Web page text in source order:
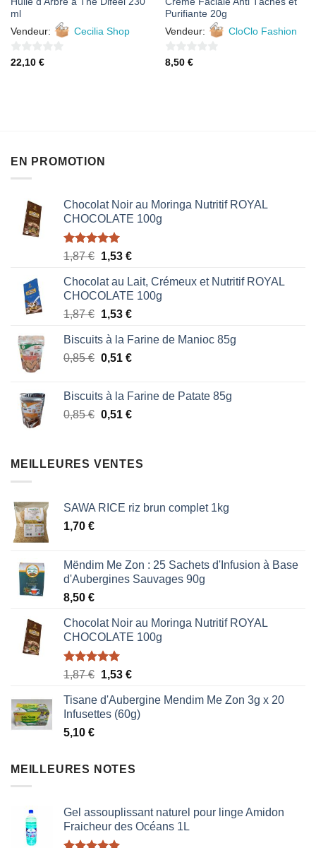
ml
Vendeur:
Cecilia Shop
0
22,10 €
Purifiante 20g
Vendeur:
CloClo Fashion
0
8,50 €
EN PROMOTION
Chocolat Noir au Moringa Nutritif ROYAL
CHOCOLATE 100g
Note5.00
1,87€ Le
initial
était :
1,87 €.
1,53 €Le
actuel
est :
1,53 €.
Chocolat au Lait, Crémeux et Nutritif ROYAL
CHOCOLATE 100g
1,87€ Le
initial
était :
1,53 €Le
actuel
est :
Biscuits à la Farine de Manioc 85g
0,85€ Le
était :
0,85 €.
0,51 €Le
est :
0,51 €.
Biscuits à la Farine de Patate 85g
0,85€ Le
était :
0,51 €Le
est :
MEILLEURES VENTES
SAWA RICE riz brun complet 1kg
1,70 €
Mëndim Me Zon : 25 Sachets d'Infusion à Base
d'Aubergines Sauvages 90g
8,50 €
Chocolat Noir au Moringa Nutritif ROYAL
CHOCOLATE 100g
Note5.00
1,87€ Le
initial
était :
1,53 €Le
actuel
est :
Tisane d'Aubergine Mendim Me Zon 3g x 20
Infusettes (60g)
5,10 €
MEILLEURES NOTES
Gel assouplissant naturel pour linge Amidon
Fraicheur des Océans 1L